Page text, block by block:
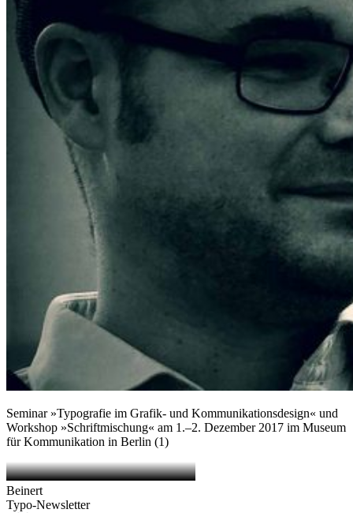
Seminar »Typografie im Grafik- und Kommunikationsdesign« und
Workshop »Schriftmischung« am 1.–2. Dezember 2017 im Museum
für Kommunikation in Berlin (1)
Beinert
Typo-Newsletter